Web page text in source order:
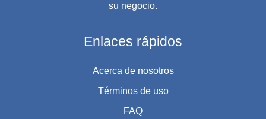
su negocio.
Enlaces rápidos
Acerca de nosotros
Términos de uso
FAQ